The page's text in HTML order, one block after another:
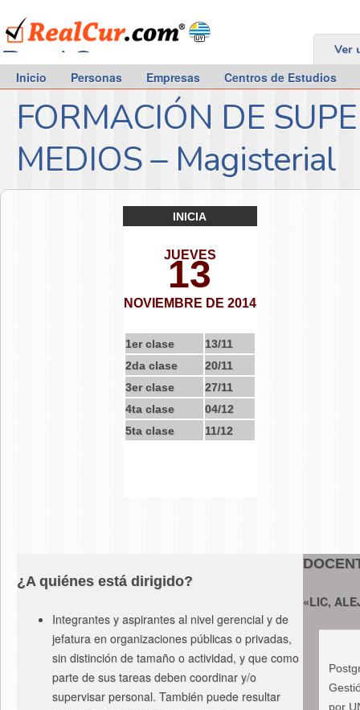
RealCur.com Ver
Inicio Personas Empresas Centros de Estudios
FORMACIÓN DE
MEDIOS – Magisterial
INICIA
JUEVES
13
NOVIEMBRE DE 2014
1er clase
13/11
2da clase
20/11
3er clase
27/11
4ta clase
04/12
5ta clase
11/12
¿A quiénes está dirigido?
Integrantes y aspirantes al nivel gerencial y de
jefatura en organizaciones públicas o privadas,
sin distinción de tamaño o actividad, y que como
parte de sus tareas deben coordinar y/o
supervisar personal. También puede resultar
«LIC,
por